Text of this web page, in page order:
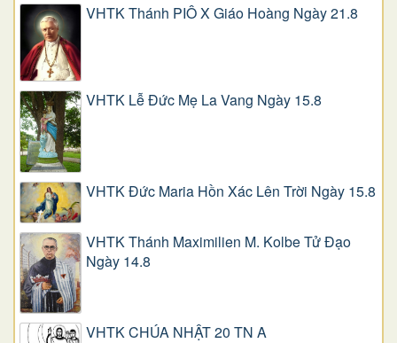
VHTK Thánh PIÔ X Giáo Hoàng Ngày 21.8
VHTK Lễ Đức Mẹ La Vang Ngày 15.8
VHTK Đức Maria Hồn Xác Lên Trời Ngày 15.8
VHTK Thánh Maximilien M. Kolbe Tử Đạo
Ngày 14.8
VHTK CHÚA NHẬT 20 TN A